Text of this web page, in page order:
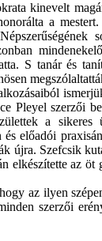
kinevelt
a
S tanár és
Pleyel szerzői
a
és előadói
újra. Szefcsik
elkészítette az
az ilyen
szerzői